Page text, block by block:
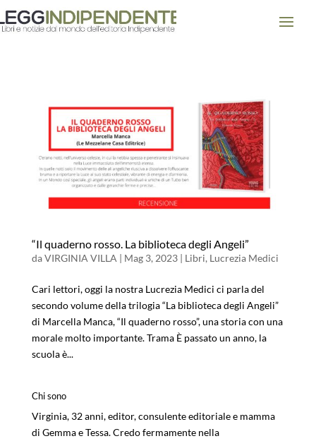
“Il quaderno rosso. La biblioteca degli Angeli”
daVIRGINIA VILLA | Mag 3, 2023| Libri, Lucrezia Medici
Cari lettori, oggi la nostra Lucrezia Medici ci parla del
secondo volume della trilogia “La biblioteca degli Angeli”
di Marcella Manca, “Il quaderno rosso”, una storia con una
morale molto importante. Trama È passato un anno, la
scuola è...
Chi sono
Virginia, 32 anni, editor, consulente editoriale e mamma
di Gemma e Tessa. Credo fermamente nella